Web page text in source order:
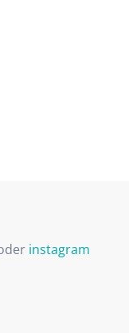
instagram